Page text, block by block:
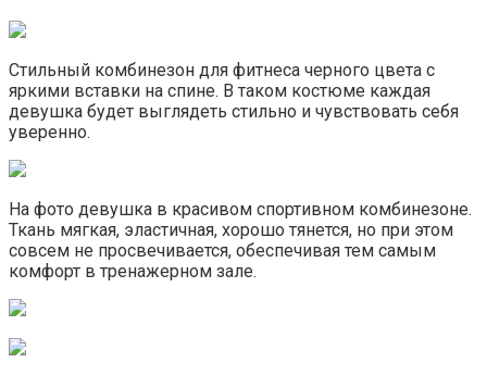
Стильный комбинезон для фитнеса черного цвета с
яркими вставки на спине. В таком костюме каждая
девушка будет выглядеть стильно и чувствовать себя
уверенно.
На фото девушка в красивом спортивном комбинезоне.
Ткань мягкая, эластичная, хорошо тянется, но при этом
совсем не просвечивается, обеспечивая тем самым
комфорт в тренажерном зале.